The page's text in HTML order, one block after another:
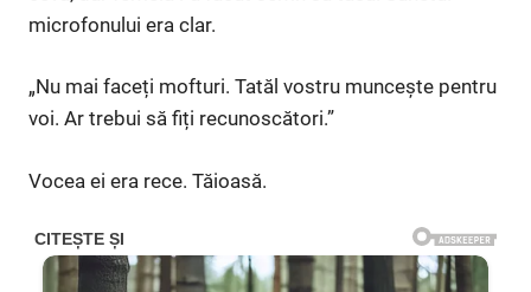
microfonului era clar.
„Nu mai faceți mofturi. Tatăl vostru muncește pentru
voi. Ar trebui să fiți recunoscători.”
Vocea ei era rece. Tăioasă.